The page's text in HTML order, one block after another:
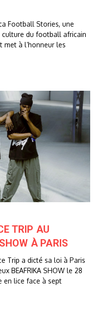
Football Stories, une
culture du football africain
met à l’honneur les
TRIP AU
À PARIS
Trip a dicté sa loi à Paris
BEAFRIKA SHOW le 28
en lice face à sept